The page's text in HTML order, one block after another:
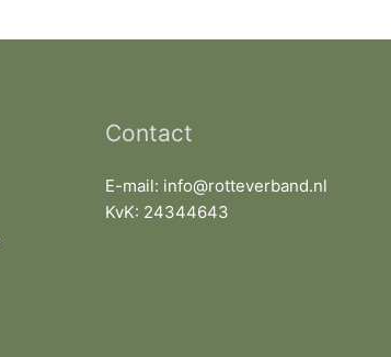
Contact
E-mail: info@rotteverband.nl
KvK: 24344643